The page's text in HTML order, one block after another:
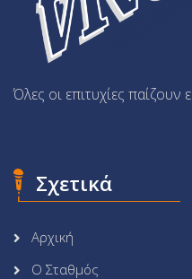
Όλες οι επιτυχίες παίζουν
Σχετικά
Αρχική
Ο Σταθμός